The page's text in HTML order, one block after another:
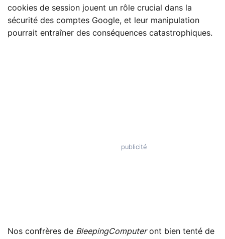
cookies de session jouent un rôle crucial dans la
sécurité des comptes Google, et leur manipulation
pourrait entraîner des conséquences catastrophiques.
Nos confrères de BleepingComputeront bien tenté de